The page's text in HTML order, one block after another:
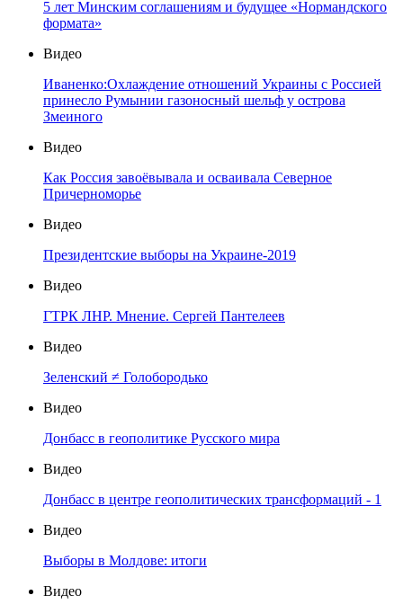
5 лет Минским соглашениям и будущее «Нормандского
формата»
Видео
Иваненко:Охлаждение отношений Украины с Россией
принесло Румынии газоносный шельф у острова
Змеиного
Видео
Как Россия завоёвывала и осваивала Северное
Причерноморье
Видео
Президентские выборы на Украине-2019
Видео
ГТРК ЛНР. Мнение. Сергей Пантелеев
Видео
Зеленский ≠ Голобородько
Видео
Донбасс в геополитике Русского мира
Видео
Донбасс в центре геополитических трансформаций - 1
Видео
Выборы в Молдове: итоги
Видео